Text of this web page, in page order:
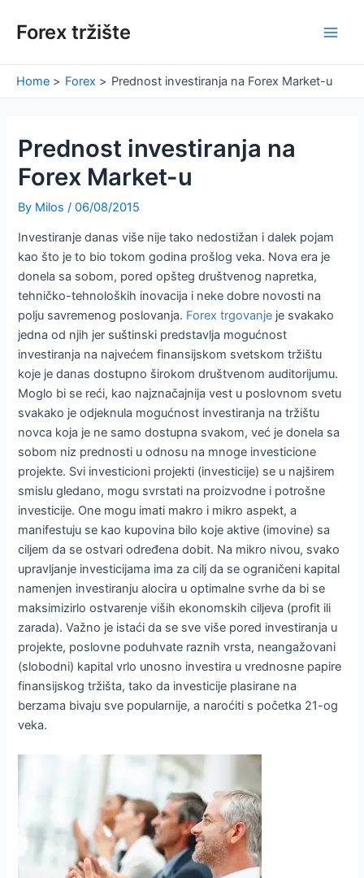
Forex tržište
Home Forex Prednost investiranja na Forex Market-u
Prednost investiranja na
Forex Market-u
By Milos/06/08/2015
Investiranje danas više nije tako nedostižan i dalek pojam
kao što je to bio tokom godina prošlog veka. Nova era je
donela sa sobom, pored opšteg društvenog napretka,
tehničko-tehnoloških inovacija i neke dobre novosti na
polju savremenog poslovanja. Forex trgovanje je svakako
jedna od njih jer suštinski predstavlja mogućnost
investiranja na najvećem finansijskom svetskom tržištu
koje je danas dostupno širokom društvenom auditorijumu.
Moglo bi se reći, kao najznačajnija vest u poslovnom svetu
svakako je odjeknula mogućnost investiranja na tržištu
novca koja je ne samo dostupna svakom, već je donela sa
sobom niz prednosti u odnosu na mnoge investicione
projekte. Svi investicioni projekti (investicije) se u najširem
smislu gledano, mogu svrstati na proizvodne i potrošne
investicije. One mogu imati makro i mikro aspekt, a
manifestuju se kao kupovina bilo koje aktive (imovine) sa
ciljem da se ostvari određena dobit. Na mikro nivou, svako
upravljanje investicijama ima za cilj da se ograničeni kapital
namenjen investiranju alocira u optimalne svrhe da bi se
maksimizirlo ostvarenje viših ekonomskih ciljeva (profit ili
zarada). Važno je istaći da se sve više pored investiranja u
projekte, poslovne poduhvate raznih vrsta, neangažovani
(slobodni) kapital vrlo unosno investira u vrednosne papire
finansijskog tržišta, tako da investicije plasirane na
berzama bivaju sve popularnije, a naroćiti s početka 21-og
veka.